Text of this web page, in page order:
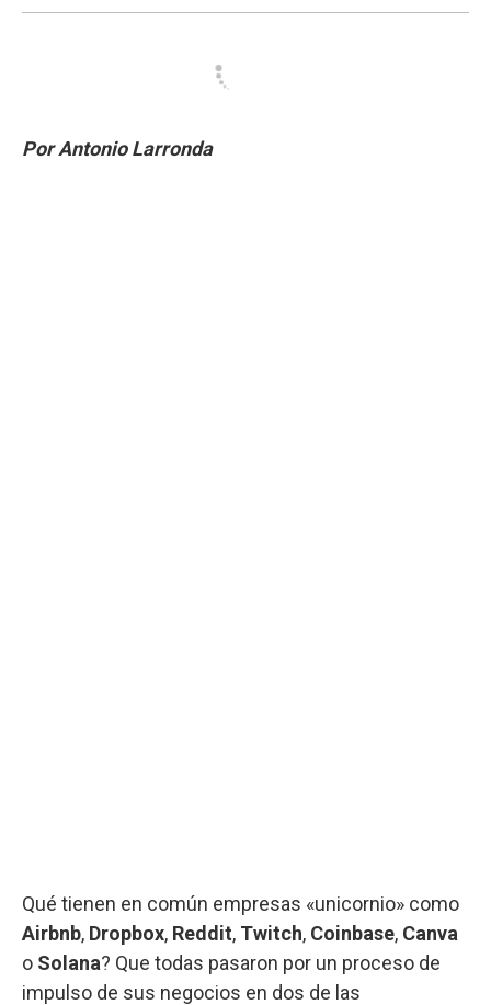
Por Antonio Larronda
Qué tienen en común empresas «unicornio» como
Airbnb, Dropbox, Reddit, Twitch, Coinbase, Canva
o Solana? Que todas pasaron por un proceso de
impulso de sus negocios en dos de las